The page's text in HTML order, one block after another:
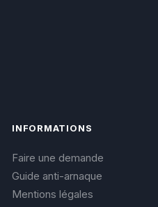
INFORMATIONS
Faire une demande
Guide anti-arnaque
Mentions légales